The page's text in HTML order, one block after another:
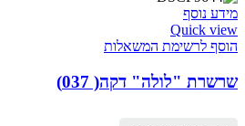
מידע נוסף
Quick view
הוסף לרשימת המשאלות
שרשרת "לולה" דקה( 037)